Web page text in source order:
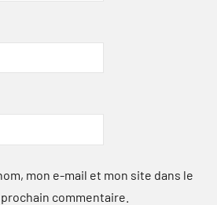
mon e-mail et mon site dans le
commentaire.